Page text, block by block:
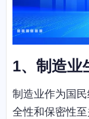
1、制造业
制造业作为国
全性和保密性